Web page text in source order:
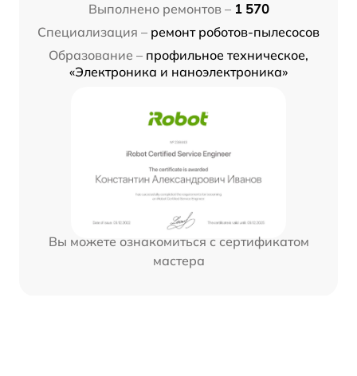
Выполнено ремонтов – 1 570
Специализация – ремонт роботов-пылесосов
Образование – профильное техническое,
«Электроника и наноэлектроника»
Вы можете ознакомиться с сертификатом
мастера